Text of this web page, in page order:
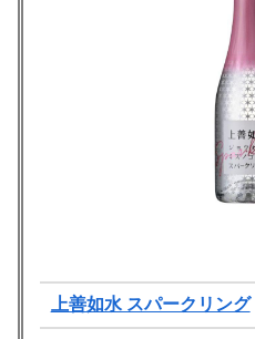
上善如水 スパークリング